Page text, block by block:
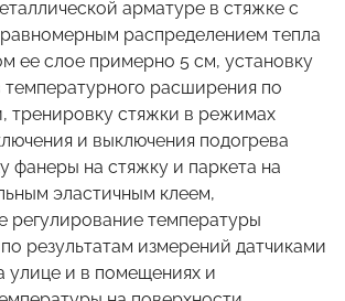
арматуре в стяжке с
распределением тепла
ее слое примерно 5 см, установку
расширения по
тренировку стяжки в режимах
и выключения подогрева
фанеры на стяжку и паркета на
эластичным клеем,
регулирование температуры
результатам измерений датчиками
улице и в помещениях и